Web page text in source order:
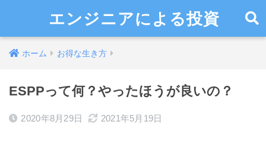
エンジニアによる投資
ホーム お得な生き方
ESPPって何？やったほうが良いの？
2020年8月29日 2021年5月19日